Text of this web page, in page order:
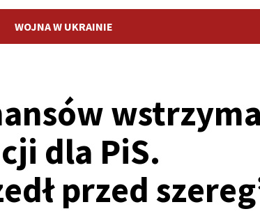
WOJNA W UKRAINIE
dla PiS.
przed